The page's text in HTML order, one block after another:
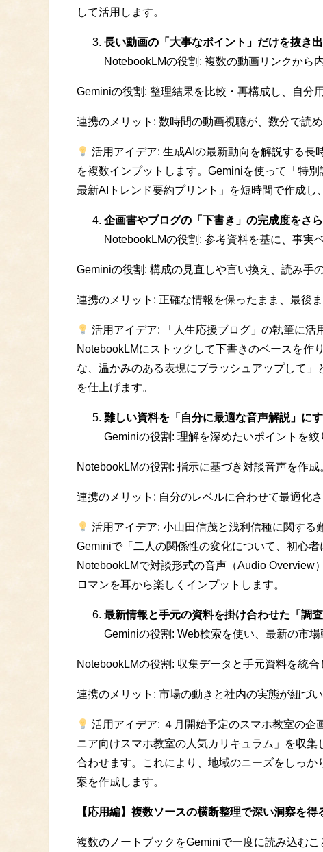
して活用します。
長い動画の「大事なポイント」だけを抜き
NotebookLMの役割: 複数の動画リンクから
Geminiの役割: 整理結果を比較・再構成し、自分
連携のメリット: 数時間の動画視聴が、数分で読
活用アイデア: 生成AIの最新動向を解説する
を複数インプットします。Geminiを使って「特
最新AIトレンド要約プリント」を短時間で作成し
企画書やブログの「下書き」の完成度をさ
NotebookLMの役割: 参考資料を基に、事実
Geminiの役割: 構成の見直しや言い換え、読み手
連携のメリット: 正確な情報を保ったまま、最後
活用アイデア: 「人生応援ブログ」の執筆に活
NotebookLMにストックして下書きのベースを作
な、温かみのある表現にブラッシュアップして
を仕上げます。
難しい資料を「自分に最適な音声解説」に
Geminiの役割: 理解を深めたいポイントを
NotebookLMの役割: 指示に基づき対談音声を作
連携のメリット: 自分のレベルに合わせて最適化
活用アイデア: 小山田信茂と浅利信種に関する
Geminiで「二人の関係性の変化について、初心者
NotebookLMで対談形式の音声（Audio Overview
ロマンを耳から楽しくインプットします。
最新情報と手元の資料を掛け合わせた「調
Geminiの役割: Web検索を使い、最新の市
NotebookLMの役割: 収集データと手元資料を統
連携のメリット: 市場の動きと社内の実態が紐づ
活用アイデア: ４月開始予定のスマホ教室の
ニア向けスマホ教室の人気カリキュラム」を収
合わせます。これにより、地域のニーズをしっ
案を作成します。
【応用編】複数ソースの横断整理で深い洞察を得
複数のノートブックをGeminiで一度に読み込むこ